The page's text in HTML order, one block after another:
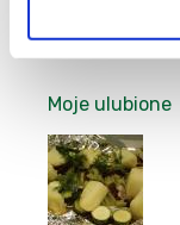
Moje ulubione